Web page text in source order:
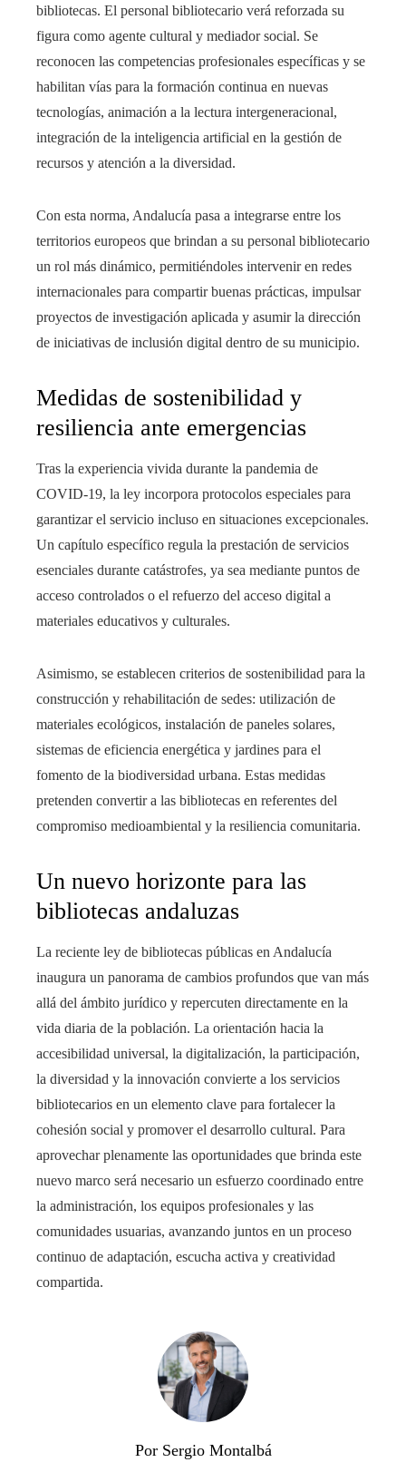
bibliotecas. El personal bibliotecario verá reforzada su
figura como agente cultural y mediador social. Se
reconocen las competencias profesionales específicas y se
habilitan vías para la formación continua en nuevas
tecnologías, animación a la lectura intergeneracional,
integración de la inteligencia artificial en la gestión de
recursos y atención a la diversidad.
Con esta norma, Andalucía pasa a integrarse entre los
territorios europeos que brindan a su personal bibliotecario
un rol más dinámico, permitiéndoles intervenir en redes
internacionales para compartir buenas prácticas, impulsar
proyectos de investigación aplicada y asumir la dirección
de iniciativas de inclusión digital dentro de su municipio.
Medidas de sostenibilidad y
resiliencia ante emergencias
Tras la experiencia vivida durante la pandemia de
COVID-19, la ley incorpora protocolos especiales para
garantizar el servicio incluso en situaciones excepcionales.
Un capítulo específico regula la prestación de servicios
esenciales durante catástrofes, ya sea mediante puntos de
acceso controlados o el refuerzo del acceso digital a
materiales educativos y culturales.
Asimismo, se establecen criterios de sostenibilidad para la
construcción y rehabilitación de sedes: utilización de
materiales ecológicos, instalación de paneles solares,
sistemas de eficiencia energética y jardines para el
fomento de la biodiversidad urbana. Estas medidas
pretenden convertir a las bibliotecas en referentes del
compromiso medioambiental y la resiliencia comunitaria.
Un nuevo horizonte para las
bibliotecas andaluzas
La reciente ley de bibliotecas públicas en Andalucía
inaugura un panorama de cambios profundos que van más
allá del ámbito jurídico y repercuten directamente en la
vida diaria de la población. La orientación hacia la
accesibilidad universal, la digitalización, la participación,
la diversidad y la innovación convierte a los servicios
bibliotecarios en un elemento clave para fortalecer la
cohesión social y promover el desarrollo cultural. Para
aprovechar plenamente las oportunidades que brinda este
nuevo marco será necesario un esfuerzo coordinado entre
la administración, los equipos profesionales y las
comunidades usuarias, avanzando juntos en un proceso
continuo de adaptación, escucha activa y creatividad
compartida.
Por Sergio Montalbá